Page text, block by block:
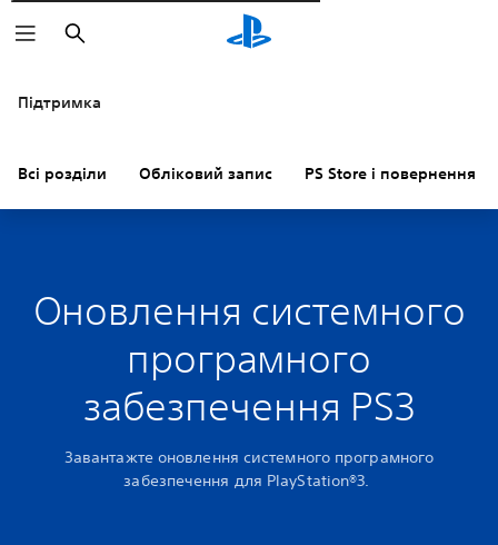
Пошук
Підтримка
Всі розділи Обліковий запис PS Store і повернення
Оновлення системного
програмного
забезпечення PS3
Завантажте оновлення системного програмного
забезпечення для PlayStation®3.